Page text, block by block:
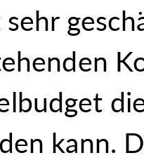
kann.